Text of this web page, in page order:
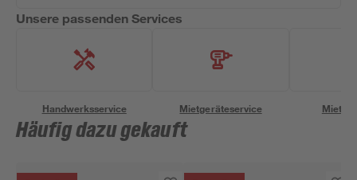
Unsere passenden Services
Handwerksservice Mietgeräteservice
Häufig dazu gekauft